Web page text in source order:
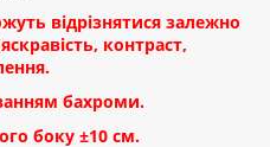
відрізнятися залежно
контраст,
бахроми.
боку ±10 см.